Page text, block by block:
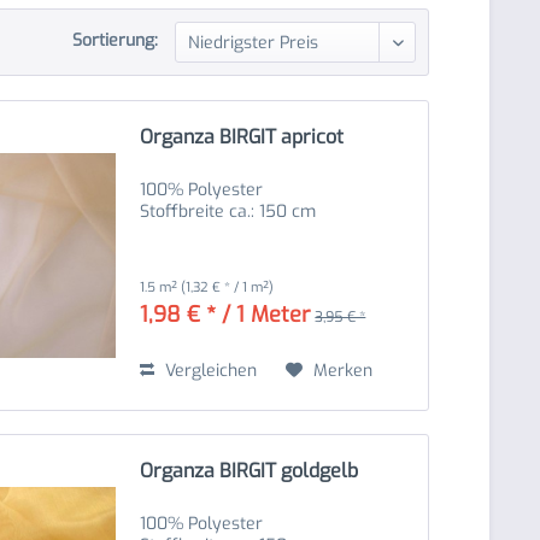
Sortierung:
Organza BIRGIT apricot
100% Polyester
Stoffbreite ca.: 150 cm
1.5 m² (1,32 € * / 1 m²)
1,98 € * / 1 Meter 3,95 € *
Vergleichen Merken
Organza BIRGIT goldgelb
100% Polyester